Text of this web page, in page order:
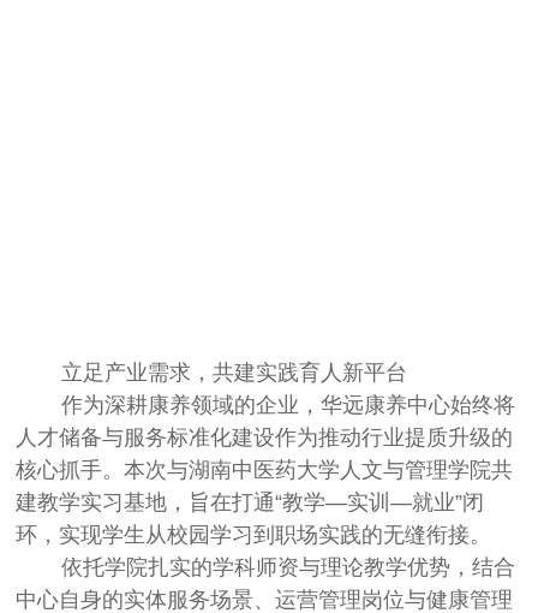
立足产业需求，共建实践育人新平台
作为深耕康养领域的企业，华远康养中心始终将
人才储备与服务标准化建设作为推动行业提质升级的
核心抓手。本次与湖南中医药大学人文与管理学院共
建教学实习基地，旨在打通“教学—实训—就业”闭
环，实现学生从校园学习到职场实践的无缝衔接。
依托学院扎实的学科师资与理论教学优势，结合
中心自身的实体服务场景、运营管理岗位与健康管理